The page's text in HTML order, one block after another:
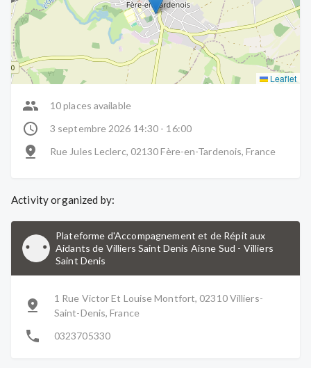
Leaflet
10 places available
3 septembre 2026 14:30 - 16:00
Rue Jules Leclerc, 02130 Fère-en-Tardenois, France
Activity organized by:
Plateforme d'Accompagnement et de Répit aux
Aidants de Villiers Saint Denis Aisne Sud - Villiers
Saint Denis
1 Rue Victor Et Louise Montfort, 02310 Villiers-
Saint-Denis, France
0323705330